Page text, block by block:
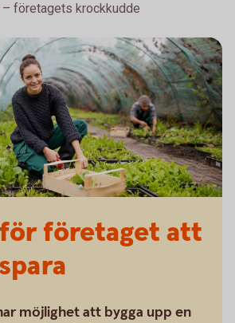
företagets krockkudde
företaget att
möjlighet att bygga upp en